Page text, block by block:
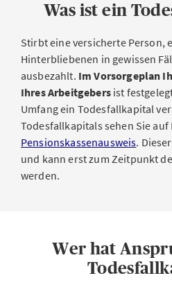
Was ist ein
Stirbt eine versicherte Person,
Hinterbliebenen in gewissen
ausbezahlt. Im Vorsorgeplan
Ihres Arbeitgebersist
Umfang ein Todesfallkapital
Todesfallkapitals sehen Sie auf
Pensionskassenausweis.
und kann erst zum Zeitpunkt
werden.
Wer hat